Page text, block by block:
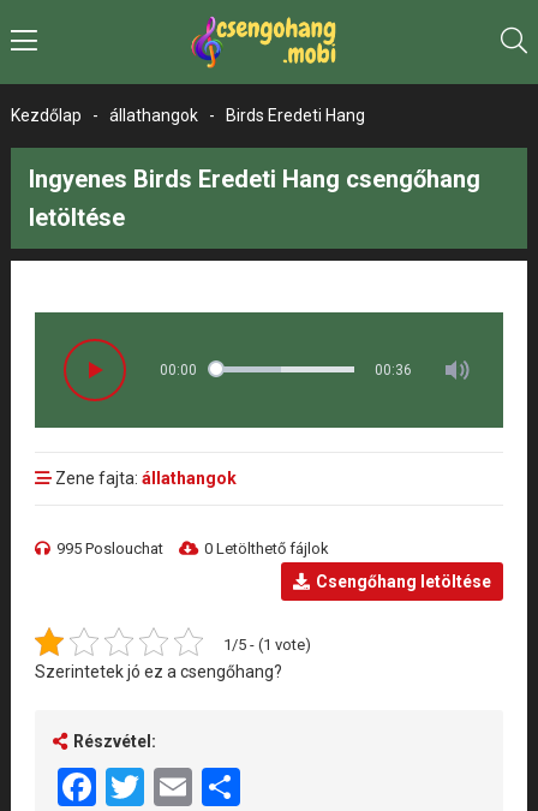
Kezdőlap - állathangok - Birds Eredeti Hang
Ingyenes Birds Eredeti Hang csengőhang
letöltése
00:00 00:36
Zene fajta: állathangok
995 Poslouchat 0 Letölthető fájlok
Csengőhang letöltése
1/5 - (1 vote)
Szerintetek jó ez a csengőhang?
Részvétel:
Facebook
Twitter
EmailShare